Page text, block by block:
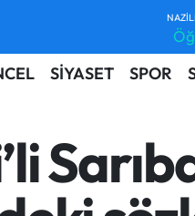
SİYASET SPOR